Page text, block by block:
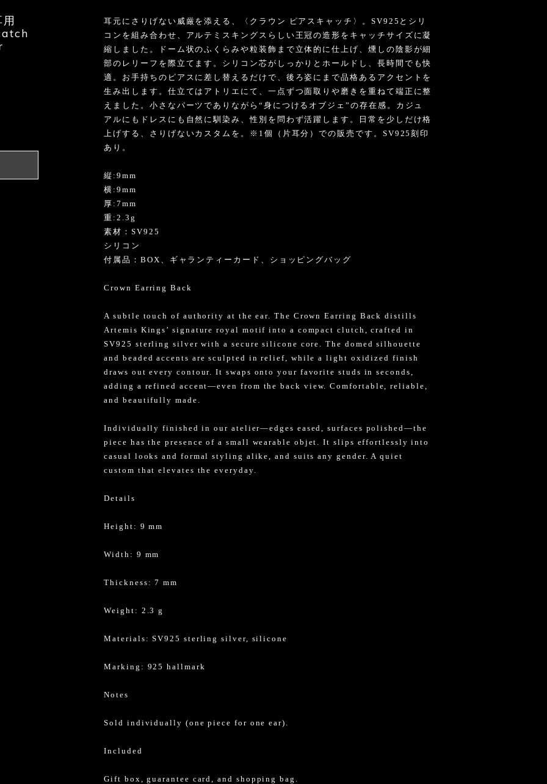
耳元にさりげない威厳を添える、〈クラウン ピアスキャッチ〉。SV925とシリ
コンを組み合わせ、アルテミスキングスらしい王冠の造形をキャッチサイズに凝
縮しました。ドーム状のふくらみや粒装飾まで立体的に仕上げ、燻しの陰影が細
部のレリーフを際立てます。シリコン芯がしっかりとホールドし、長時間でも快
適。お手持ちのピアスに差し替えるだけで、後ろ姿にまで品格あるアクセントを
生み出します。仕立てはアトリエにて、一点ずつ面取りや磨きを重ねて端正に整
えました。小さなパーツでありながら“身につけるオブジェ”の存在感。カジュ
アルにもドレスにも自然に馴染み、性別を問わず活躍します。日常を少しだけ格
上げする、さりげないカスタムを。※1個（片耳分）での販売です。SV925刻印
あり。
縦:9mm
横:9mm
厚:7mm
重:2.3g
素材：SV925
シリコン
付属品：BOX、ギャランティーカード、ショッピングバッグ
Crown Earring Back
A subtle touch of authority at the ear. The Crown Earring Back distills
Artemis Kings’ signature royal motif into a compact clutch, crafted in
SV925 sterling silver with a secure silicone core. The domed silhouette
and beaded accents are sculpted in relief, while a light oxidized finish
draws out every contour. It swaps onto your favorite studs in seconds,
adding a refined accent—even from the back view. Comfortable, reliable,
and beautifully made.
Individually finished in our atelier—edges eased, surfaces polished—the
piece has the presence of a small wearable objet. It slips effortlessly into
casual looks and formal styling alike, and suits any gender. A quiet
custom that elevates the everyday.
Details
Height: 9 mm
Width: 9 mm
Thickness: 7 mm
Weight: 2.3 g
Materials: SV925 sterling silver, silicone
Marking: 925 hallmark
Notes
Sold individually (one piece for one ear).
Included
Gift box, guarantee card, and shopping bag.